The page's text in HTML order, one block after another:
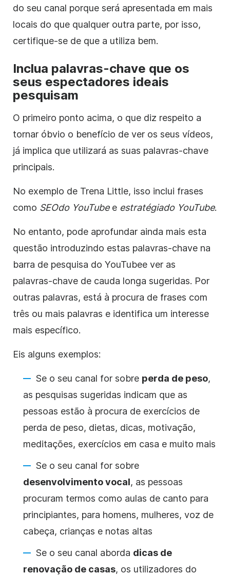
do seu canal porque será apresentada em mais
locais do que qualquer outra parte, por isso,
certifique-se de que a utiliza bem.
Inclua palavras-chave que os
seus espectadores ideais
pesquisam
O primeiro ponto acima, o que diz respeito a
tornar óbvio o benefício de ver os seus vídeos,
já implica que utilizará as suas palavras-chave
principais.
No exemplo de Trena Little, isso inclui frases
como SEOdo YouTubee estratégiado YouTube.
No entanto, pode aprofundar ainda mais esta
questão introduzindo estas palavras-chave na
barra de pesquisa do YouTubee ver as
palavras-chave de cauda longa sugeridas. Por
outras palavras, está à procura de frases com
três ou mais palavras e identifica um interesse
mais específico.
Eis alguns exemplos:
Se o seu canal for sobre perda de peso,
as pesquisas sugeridas indicam que as
pessoas estão à procura de exercícios de
perda de peso, dietas, dicas, motivação,
meditações, exercícios em casa e muito mais
Se o seu canal for sobre
desenvolvimento vocal, as pessoas
procuram termos como aulas de canto para
principiantes, para homens, mulheres, voz de
cabeça, crianças e notas altas
Se o seu canal aborda dicas de
renovação de casas, os utilizadores do